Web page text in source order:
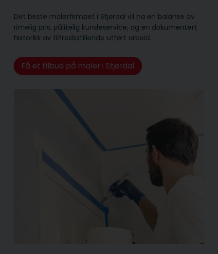
Det beste malerfirmaet i Stjørdal vil ha en balanse av
rimelig pris, pålitelig kunde­service, og en dokumentert
historikk av tilfredsstillende utført arbeid.
Få et tilbud på maler i Stjørdal